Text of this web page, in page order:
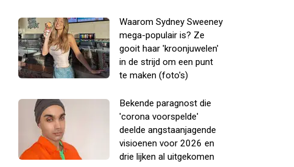
Waarom Sydney Sweeney
mega-populair is? Ze
gooit haar 'kroonjuwelen'
in de strijd om een punt
te maken (foto's)
Bekende paragnost die
'corona voorspelde'
deelde angstaanjagende
visioenen voor 2026 en
drie lijken al uitgekomen